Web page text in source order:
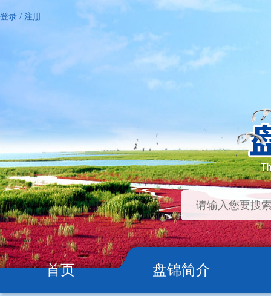
登录 / 注册
首页 盘锦简介